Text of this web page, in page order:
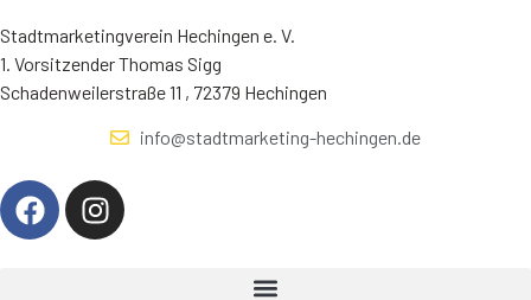
Stadtmarketingverein Hechingen e. V.
1. Vorsitzender Thomas Sigg
Schadenweilerstraße 11 , 72379 Hechingen
info@stadtmarketing-hechingen.de